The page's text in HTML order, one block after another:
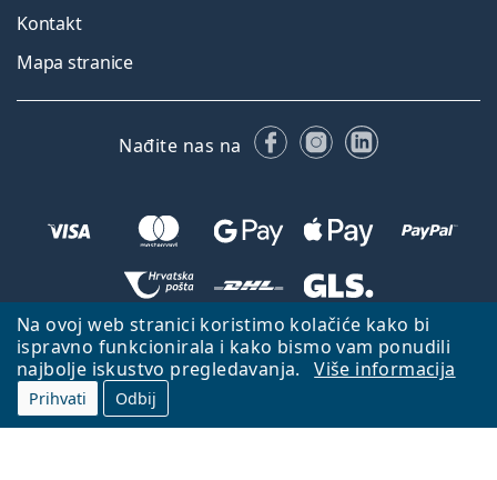
Na ovoj web stranici koristimo kolačiće kako bi
ispravno funkcionirala i kako bismo vam ponudili
najbolje iskustvo pregledavanja.
Više informacija
Prihvati Odbij
Kontakt
Mapa stranice
Nađite nas na FacebookuInstagramu
LinkedIn
Natrag na početnu stranicu
Idi gore
Lentiamo.hr je u vlasništvu i upravljanju tvrtke Lentiamo s.r.o., Češka
Republika